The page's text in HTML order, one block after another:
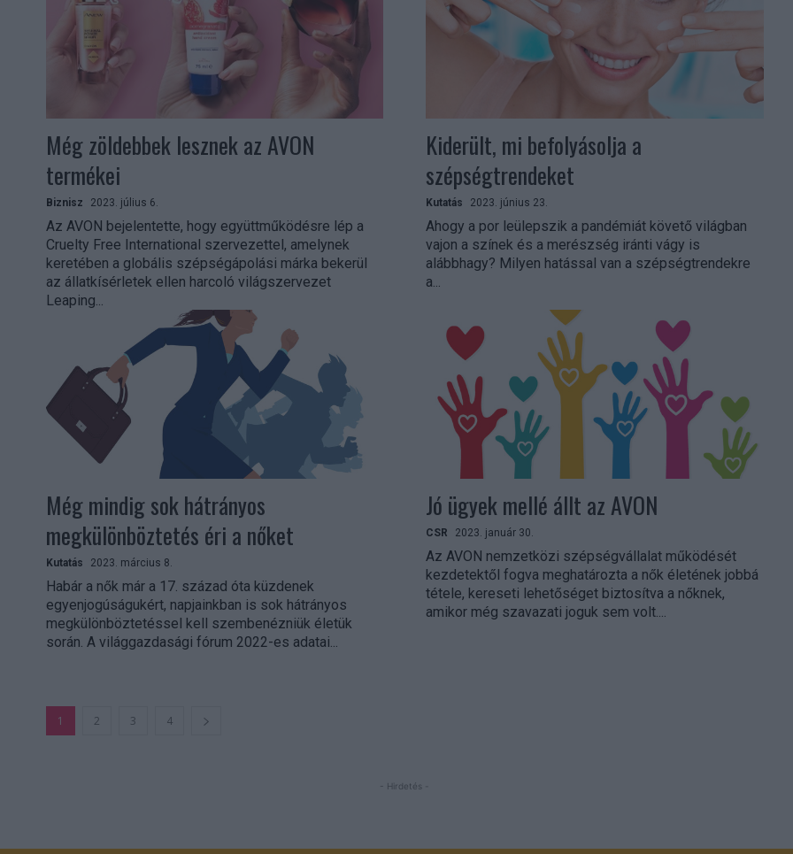
Még zöldebbek lesznek az AVON
termékei
Biznisz 2023. július 6.
Az AVON bejelentette, hogy együttműködésre lép a
Cruelty Free International szervezettel, amelynek
keretében a globális szépségápolási márka bekerül
az állatkísérletek ellen harcoló világszervezet
Leaping...
Kiderült, mi befolyásolja a
szépségtrendeket
Kutatás 2023. június 23.
Ahogy a por leülepszik a pandémiát követő világban
vajon a színek és a merészség iránti vágy is
alábbhagy? Milyen hatással van a szépségtrendekre
a...
Még mindig sok hátrányos
megkülönböztetés éri a nőket
Kutatás 2023. március 8.
Habár a nők már a 17. század óta küzdenek
egyenjogúságukért, napjainkban is sok hátrányos
megkülönböztetéssel kell szembenézniük életük
során. A világgazdasági fórum 2022-es adatai...
Jó ügyek mellé állt az AVON
CSR 2023. január 30.
Az AVON nemzetközi szépségvállalat működését
kezdetektől fogva meghatározta a nők életének jobbá
tétele, kereseti lehetőséget biztosítva a nőknek,
amikor még szavazati joguk sem volt....
1 2 3 4
- Hirdetés -